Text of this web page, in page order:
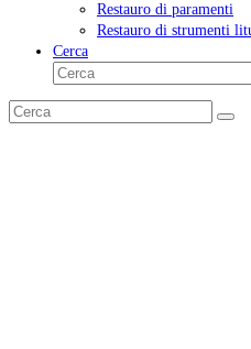
Restauro di paramenti
Restauro di strumenti
Cerca
Cerca
Cerca
Invia